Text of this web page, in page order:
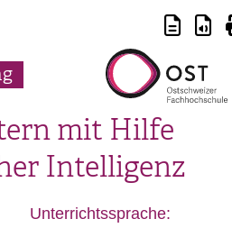
mit Hilfe
Intelligenz
Unterrichtssprache: